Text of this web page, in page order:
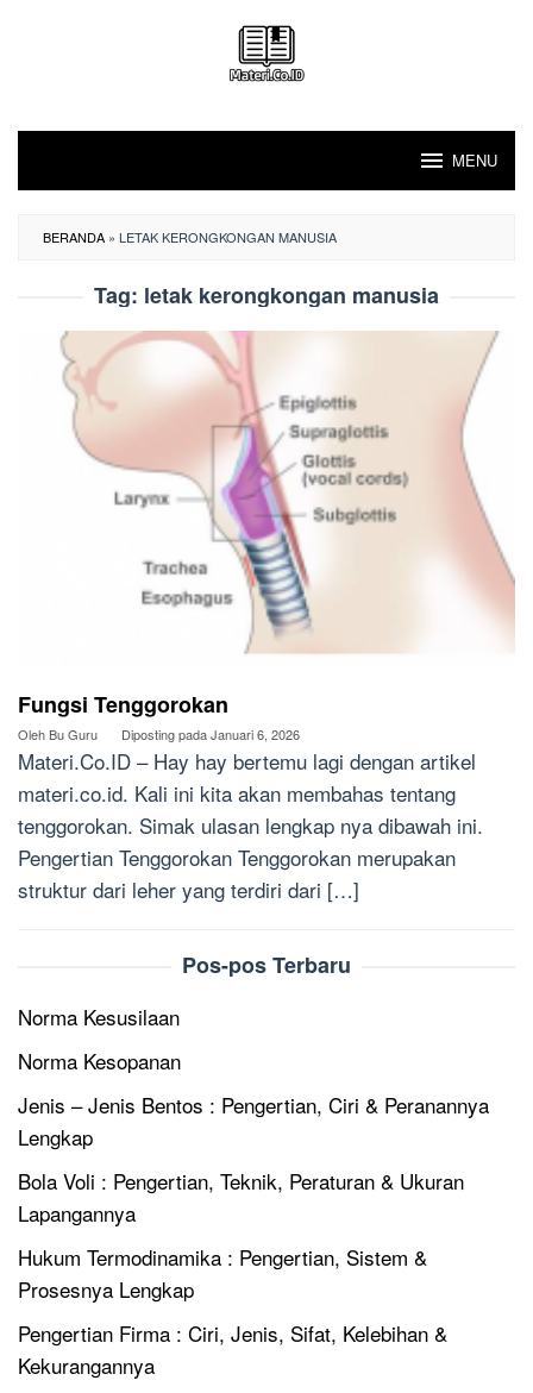
MENU
BERANDA » LETAK KERONGKONGAN MANUSIA
Tag: letak kerongkongan manusia
Fungsi Tenggorokan
Oleh Bu Guru Diposting padaJanuari 6, 2026
Materi.Co.ID – Hay hay bertemu lagi dengan artikel
materi.co.id. Kali ini kita akan membahas tentang
tenggorokan. Simak ulasan lengkap nya dibawah ini.
Pengertian Tenggorokan Tenggorokan merupakan
struktur dari leher yang terdiri dari […]
Pos-pos Terbaru
Norma Kesusilaan
Norma Kesopanan
Jenis – Jenis Bentos : Pengertian, Ciri & Peranannya
Lengkap
Bola Voli : Pengertian, Teknik, Peraturan & Ukuran
Lapangannya
Hukum Termodinamika : Pengertian, Sistem &
Prosesnya Lengkap
Pengertian Firma : Ciri, Jenis, Sifat, Kelebihan &
Kekurangannya